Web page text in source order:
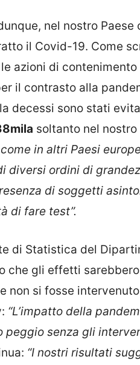
nel nostro Paese
il Covid-19. Come
azioni di
il contrasto alla
decessi sono stati
soltanto nel
come in altri Paesi
diversi ordini di
di soggetti
di fare test”.
di Statistica del
che gli effetti
non si fosse
“L’impatto della
peggio senza gli
“I nostri risultati